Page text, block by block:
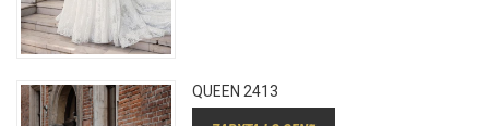
QUEEN 2413